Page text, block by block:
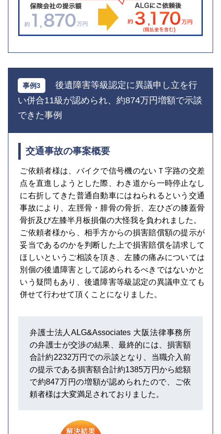
後遺障害等級認定に異議申し立を行
い併合11級が認められ、約874万円増額で示談
できた事例
交通事故の事案概要
ご依頼者様は、バイクで信号機のないＴ字路の交差
点を直進しようとした際、わき道から一時停止なし
に右折してきた普通自動車にはねられるという交通
事故により、左脛骨・腓骨の骨折、左ひざの膝蓋骨
骨折及び左膝半月板損傷の大怪我を負われました。
ご依頼者様から、相手方からの損害賠償額の提示が
妥当であるのかを判断した上で損害賠償を請求して
ほしいというご相談を頂き、左膝の痛みについては
別個の後遺障害として認められるべきではないかと
いう疑問もあり、後遺障害等級認定の異議申立ても
併せて行わせて頂くことになりました。
弁護士法人ALG&Associates 大阪法律事務所
の弁護士が交渉の結果、最終的には、損害額
合計約2232万円での示談となり、当職介入前
の提示である損害額合計約1385万円から総額
で約847万円の増額が認められたので、ご依
頼者様は大変満足されておりました。